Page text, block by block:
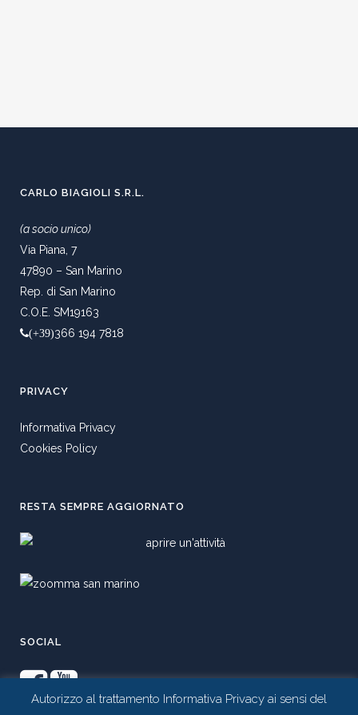
CARLO BIAGIOLI S.R.L.
(a socio unico)
Via Piana, 7
47890 – San Marino
Rep. di San Marino
C.O.E. SM19163
(+39)366 194 7818
PRIVACY
Informativa Privacy
Cookies Policy
RESTA SEMPRE AGGIORNATO
SOCIAL
Autorizzo al trattamento Informativa Privacy ai sensi del